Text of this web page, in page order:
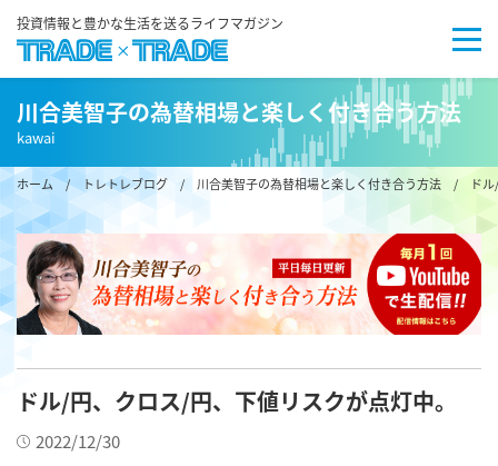
投資情報と豊かな生活を送るライフマガジン
川合美智子の為替相場と楽しく付き合う方法
kawai
ホーム/ トレトレブログ / 川合美智子の為替相場と楽しく付き合う方法 / ドル/
ドル/円、クロス/円、下値リスクが点灯中。
2022/12/30